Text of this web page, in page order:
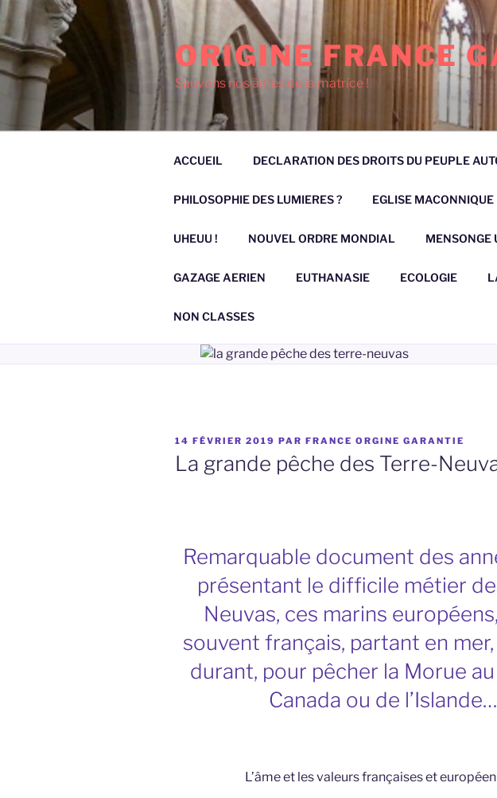
Aller
contenu
principal
ORIGINE FRANCE
Sauvons nos âmes de la matrice !
ACCUEIL DECLARATION DES DROITS DU PEUPLE
PHILOSOPHIE DES LUMIERES ? EGLISE MACONNIQUE
UHEUU ! NOUVEL ORDRE MONDIAL MENSONGE
GAZAGE AERIEN EUTHANASIE ECOLOGIE
NON CLASSES
PUBLIÉ
LE
14 FÉVRIER 2019 PAR FRANCE ORGINE GARANTIE
La grande pêche des Terre-
Remarquable document des
présentant le difficile métier
Neuvas, ces marins
souvent français, partant en
durant, pour pêcher la Morue
Canada ou de l’Islande…
L’âme et les valeurs françaises et